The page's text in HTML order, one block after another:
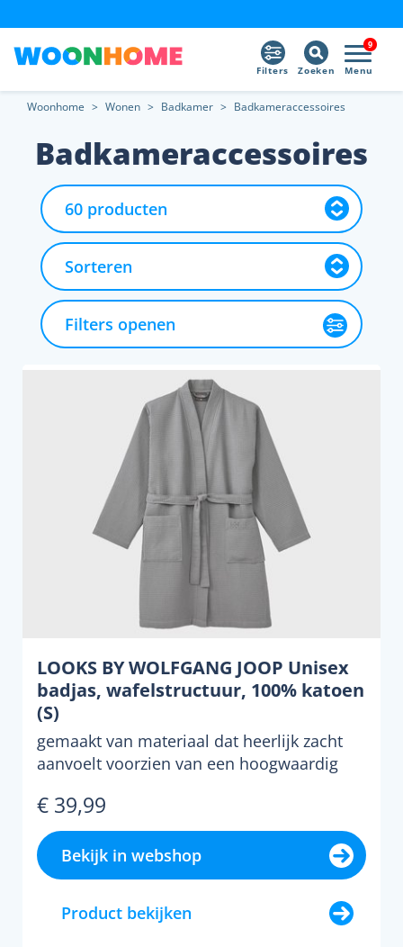
9
Menu
Zoeken
Filters
Woonhome > Wonen > Badkamer > Badkameraccessoires
Badkameraccessoires
Filters openen
LOOKS BY WOLFGANG JOOP Unisex
badjas, wafelstructuur, 100% katoen
(S)
gemaakt van materiaal dat heerlijk zacht
aanvoelt voorzien van een hoogwaardig
€ 39,99
Bekijk in webshop
Product bekijken